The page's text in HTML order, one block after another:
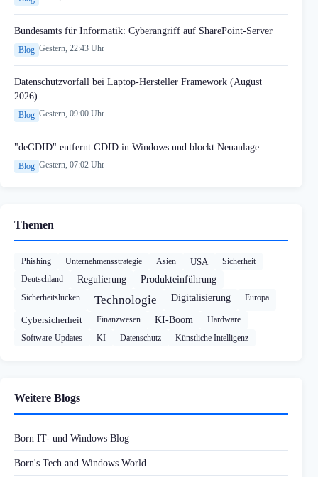
Bundesamts für Informatik: Cyberangriff auf SharePoint-Server
Blog Gestern, 22:43 Uhr
Datenschutzvorfall bei Laptop-Hersteller Framework (August
2026)
Blog Gestern, 09:00 Uhr
"deGDID" entfernt GDID in Windows und blockt Neuanlage
Blog Gestern, 07:02 Uhr
Themen
Phishing Unternehmensstrategie Asien USA
Sicherheit
Deutschland
Regulierung Produkteinführung
Sicherheitslücken Technologie Digitalisierung Europa
Cybersicherheit Finanzwesen KI-Boom
Hardware
Software-Updates
KI Datenschutz Künstliche Intelligenz
Weitere Blogs
Born IT- und Windows Blog
Born's Tech and Windows World